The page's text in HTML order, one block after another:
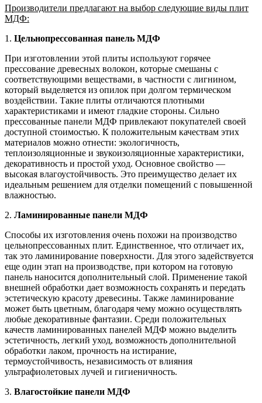
Производители предлагают на выбор следующие виды плит
МДФ:
1. Цельнопрессованная панель МДФ
При изготовлении этой плиты используют горячее
прессование древесных волокон, которые смешаны с
соответствующими веществами, в частности с лигнином,
который выделяется из опилок при долгом термическом
воздействии. Такие плиты отличаются плотными
характеристиками и имеют гладкие стороны. Сильно
прессованные панели МДФ привлекают покупателей своей
доступной стоимостью. К положительным качествам этих
материалов можно отнести: экологичность,
теплоизоляционные и звукоизоляционные характеристики,
декоративность и простой уход. Основное свойство —
высокая влагоустойчивость. Это преимущество делает их
идеальным решением для отделки помещений с повышенной
влажностью.
2. Ламинированные панели МДФ
Способы их изготовления очень похожи на производство
цельнопрессованных плит. Единственное, что отличает их,
так это ламинирование поверхности. Для этого задействуется
еще один этап на производстве, при котором на готовую
панель наносится дополнительный слой. Применение такой
внешней обработки дает возможность сохранять и передать
эстетическую красоту древесины. Также ламинирование
может быть цветным, благодаря чему можно осуществлять
любые декоративные фантазии. Среди положительных
качеств ламинированных панелей МДФ можно выделить
эстетичность, легкий уход, возможность дополнительной
обработки лаком, прочность на истирание,
термоустойчивость, независимость от влияния
ультрафиолетовых лучей и гигиеничность.
3. Влагостойкие панели МДФ